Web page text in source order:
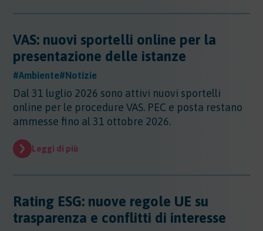
Normative
Notizie
Regioni
Regioni
Regioni - Abruzzo
Regioni - Basilicata
Regioni - Campania
Regioni - Lazio
Regioni - Liguria
Regioni - Lombardia
Sentenze
Sicurezza
Sicurezza - Apparecchi Sollevamento
Sicurezza - DPI
Sicurezza - Macchine
Sostanze
Sostanze - Pericolose
Sostanze - Trasporto Merci
Sostenibilita
Sostenibilità
VAS: nuovi sportelli online per la
presentazione delle istanze
#Ambiente#Notizie
Dal 31 luglio 2026 sono attivi nuovi sportelli
online per le procedure VAS. PEC e posta restano
ammesse fino al 31 ottobre 2026.
Leggi di più
Rating ESG: nuove regole UE su
trasparenza e conflitti di interesse